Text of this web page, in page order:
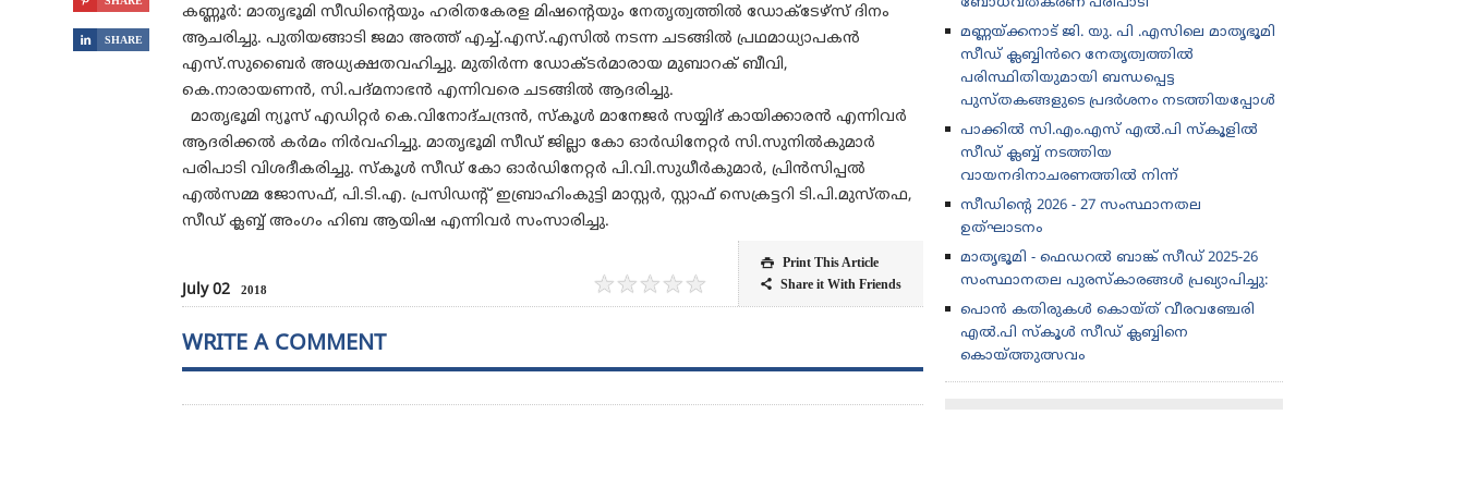
 SHARE
കണ്ണൂർ: മാതൃഭൂമി സീഡിന്റെയും ഹരിതകേരള മിഷന്റെയും നേതൃത്വത്തിൽ ഡോക്ടേഴ്സ് ദിനം
ആചരിച്ചു. പുതിയങ്ങാടി ജമാ അത്ത് എച്ച്.എസ്.എസിൽ നടന്ന ചടങ്ങിൽ പ്രഥമാധ്യാപകൻ
എസ്.സുബൈർ അധ്യക്ഷതവഹിച്ചു. മുതിർന്ന ഡോക്ടർമാരായ മുബാറക് ബീവി,
കെ.നാരായണൻ, സി.പദ്മനാഭൻ എന്നിവരെ ചടങ്ങിൽ ആദരിച്ചു.
മാതൃഭൂമി ന്യൂസ് എഡിറ്റർ കെ.വിനോദ്ചന്ദ്രൻ, സ്കൂൾ മാനേജർ സയ്യിദ് കായിക്കാരൻ എന്നിവർ
ആദരിക്കൽ കർമം നിർവഹിച്ചു. മാതൃഭൂമി സീഡ് ജില്ലാ കോ ഓർഡിനേറ്റർ സി.സുനിൽകുമാർ
പരിപാടി വിശദീകരിച്ചു. സ്കൂൾ സീഡ് കോ ഓർഡിനേറ്റർ പി.വി.സുധീർകുമാർ, പ്രിൻസിപ്പൽ
എൽസമ്മ ജോസഫ്, പി.ടി.എ. പ്രസിഡന്റ് ഇബ്രാഹിംകുട്ടി മാസ്റ്റർ, സ്റ്റാഫ് സെക്രട്ടറി ടി.പി.മുസ്തഫ,
സീഡ് ക്ലബ്ബ് അംഗം ഹിബ ആയിഷ എന്നിവർ സംസാരിച്ചു.
July 02 2018
 Print This Article
 Share it With Friends
★★★★★
WRITE A COMMENT
മണ്ണയ്ക്കനാട് ജി. യു. പി .എസിലെ മാതൃഭൂമി
സീഡ് ക്ലബ്ബിൻറെ നേതൃത്വത്തിൽ
പരിസ്ഥിതിയുമായി ബന്ധപ്പെട്ട
പുസ്തകങ്ങളുടെ പ്രദർശനം നടത്തിയപ്പോൾ
പാക്കിൽ സി.എം.എസ് എൽ.പി സ്കൂളിൽ
സീഡ് ക്ലബ്ബ് നടത്തിയ
വായനദിനാചരണത്തിൽ നിന്ന്
സീഡിന്റെ 2026 - 27 സംസ്ഥാനതല
ഉത്‌ഘാടനം
മാതൃഭൂമി - ഫെഡറൽ ബാങ്ക് സീഡ് 2025-26
സംസ്ഥാനതല പുരസ്കാരങ്ങൾ പ്രഖ്യാപിച്ചു:
പൊൻ കതിരുകൾ കൊയ്ത് വീരവഞ്ചേരി
എൽ.പി സ്കൂൾ സീഡ് ക്ലബ്ബിനെ
കൊയ്ത്തുത്സവം